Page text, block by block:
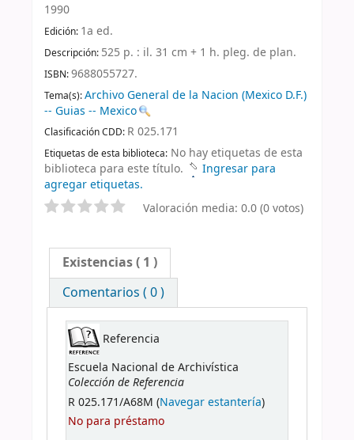
1990
Edición: 1a ed.
Descripción: 525 p. : il. 31 cm + 1 h. pleg. de plan.
ISBN:9688055727.
Tema(s):Archivo General de la Nacion (Mexico D.F.)
-- Guias -- Mexico
Clasificación CDD: R 025.171
Etiquetas de esta biblioteca: No hay etiquetas de esta
biblioteca para este título.
Ingresar para
agregar etiquetas.
Valoración media: 0.0 (0 votos)
Existencias( 1 )
Comentarios ( 0 )
Referencia
Escuela Nacional de Archivística
Colección de Referencia
R 025.171/A68M (Navegar estantería)
No para préstamo